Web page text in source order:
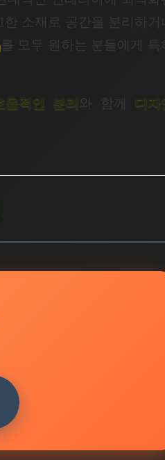
소재로 공간을 분리하거
를 모두 원하는 분들에게 특
적인 분리 와 함께 디자